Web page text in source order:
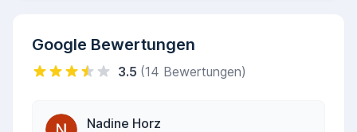
Google Bewertungen
3.5 (14 Bewertungen)
Nadine Horz